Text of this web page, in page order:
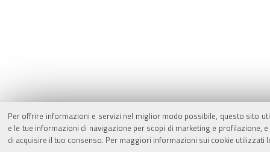
Per offrire informazioni e servizi nel miglior modo possibile, questo sito
e le tue informazioni di navigazione per scopi di marketing e
di acquisire il tuo consenso. Per maggiori informazioni sui cookie utilizzati